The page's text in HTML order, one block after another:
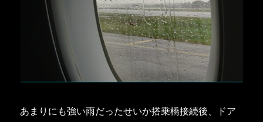
あまりにも強い雨だったせいか搭乗橋接続後、ドア